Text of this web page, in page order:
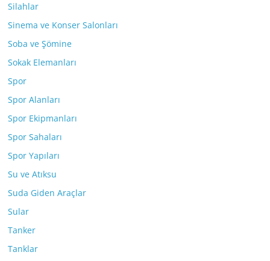
Silahlar
Sinema ve Konser Salonları
Soba ve Şömine
Sokak Elemanları
Spor
Spor Alanları
Spor Ekipmanları
Spor Sahaları
Spor Yapıları
Su ve Atıksu
Suda Giden Araçlar
Sular
Tanker
Tanklar